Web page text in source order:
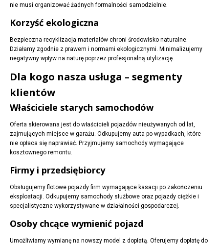
nie musi organizować żadnych formalności samodzielnie.
Korzyść ekologiczna
Bezpieczna recyklizacja materiałów chroni środowisko naturalne.
Działamy zgodnie z prawem i normami ekologicznymi. Minimalizujemy
negatywny wpływ na naturę poprzez profesjonalną utylizację.
Dla kogo nasza usługa – segmenty
klientów
Właściciele starych samochodów
Oferta skierowana jest do właścicieli pojazdów nieużywanych od lat,
zajmujących miejsce w garażu. Odkupujemy auta po wypadkach, które
nie opłaca się naprawiać. Przyjmujemy samochody wymagające
kosztownego remontu.
Firmy i przedsiębiorcy
Obsługujemy flotowe pojazdy firm wymagające kasacji po zakończeniu
eksploatacji. Odkupujemy samochody służbowe oraz pojazdy ciężkie i
specjalistyczne wykorzystywane w działalności gospodarczej.
Osoby chcące wymienić pojazd
Umożliwiamy wymianę na nowszy model z dopłatą. Oferujemy dopłatę do